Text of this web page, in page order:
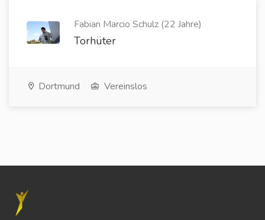
Fabian Marcio Schulz (22 Jahre)
Torhüter
Dortmund Vereinslos